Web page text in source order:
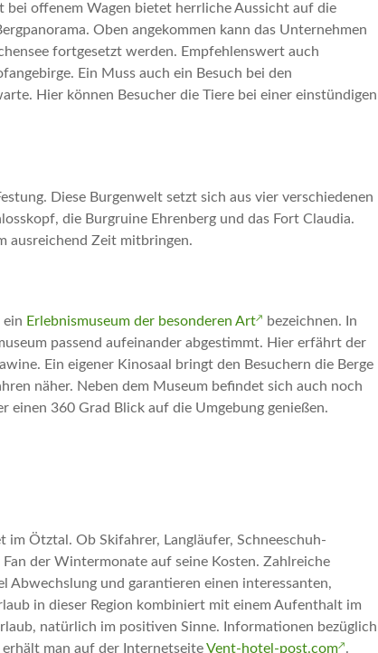
bei offenem Wagen bietet herrliche Aussicht auf die
Oben angekommen kann das Unternehmen
fortgesetzt werden. Empfehlenswert auch
Ein Muss auch ein Besuch bei den
Hier können Besucher die Tiere bei einer einstündigen
Diese Burgenwelt setzt sich aus vier verschiedenen
die Burgruine Ehrenberg und das Fort Claudia.
ausreichend Zeit mitbringen.
ein Erlebnismuseum der besonderen Art
bezeichnen. In
passend aufeinander abgestimmt. Hier erfährt der
Ein eigener Kinosaal bringt den Besuchern die Berge
näher. Neben dem Museum befindet sich auch noch
einen 360 Grad Blick auf die Umgebung genießen.
im Ötztal. Ob Skifahrer, Langläufer, Schneeschuh-
der Wintermonate auf seine Kosten. Zahlreiche
und garantieren einen interessanten,
in dieser Region kombiniert mit einem Aufenthalt im
natürlich im positiven Sinne. Informationen bezüglich
man auf der InternetseiteVent-hotel-post.com .